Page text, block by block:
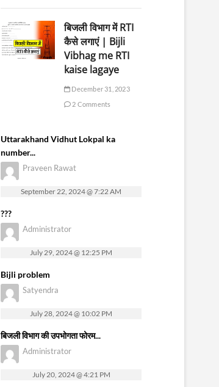
बिजली विभाग में RTI
कैसे लगाएं | Bijli
Vibhag me RTI
kaise lagaye
December 31, 2023
2 Comments
Uttarakhand Vidhut Lokpal ka
number...
Praveen Rawat
September 22, 2024 @ 7:22 AM
???
Administrator
July 29, 2024 @ 12:25 PM
Bijli problem
Satyendra
July 28, 2024 @ 10:02 PM
बिजली विभाग की उपभोगता फोरम...
Administrator
July 20, 2024 @ 4:21 PM